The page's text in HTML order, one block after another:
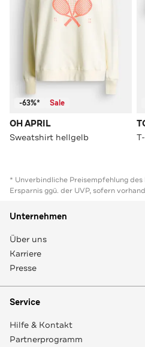
-63%* Sale
OH APRIL
Sweatshirt hellgelb
* Unverbindliche Preisempfehlung
Ersparnis ggü. der UVP, sofern
Unternehmen
Über uns
Karriere
Presse
Service
Hilfe & Kontakt
Partnerprogramm